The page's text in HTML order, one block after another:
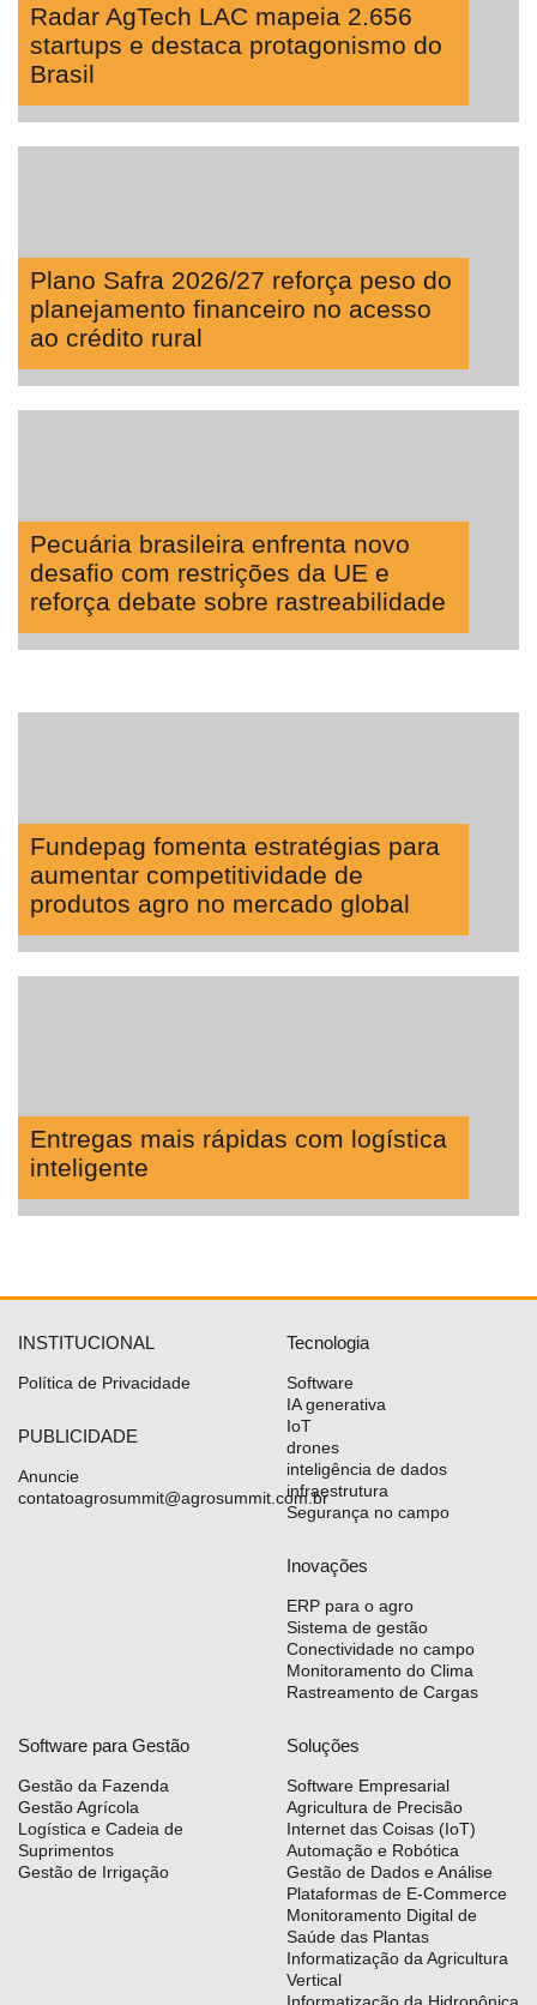
Radar AgTech LAC mapeia 2.656
startups e destaca protagonismo do
Brasil
Plano Safra 2026/27 reforça peso do
planejamento financeiro no acesso
ao crédito rural
Pecuária brasileira enfrenta novo
desafio com restrições da UE e
reforça debate sobre rastreabilidade
Fundepag fomenta estratégias para
aumentar competitividade de
produtos agro no mercado global
Entregas mais rápidas com logística
inteligente
INSTITUCIONAL
Política de Privacidade
PUBLICIDADE
Anuncie
contatoagrosummit@agrosummit.com.br
Tecnologia
Software
IA generativa
IoT
drones
inteligência de dados
infraestrutura
Segurança no campo
Inovações
ERP para o agro
Sistema de gestão
Conectividade no campo
Monitoramento do Clima
Rastreamento de Cargas
Software para Gestão
Gestão da Fazenda
Gestão Agrícola
Logística e Cadeia de
Suprimentos
Gestão de Irrigação
Soluções
Software Empresarial
Agricultura de Precisão
Internet das Coisas (IoT)
Automação e Robótica
Gestão de Dados e Análise
Plataformas de E-Commerce
Monitoramento Digital de
Saúde das Plantas
Informatização da Agricultura
Vertical
Informatização da Hidropônica